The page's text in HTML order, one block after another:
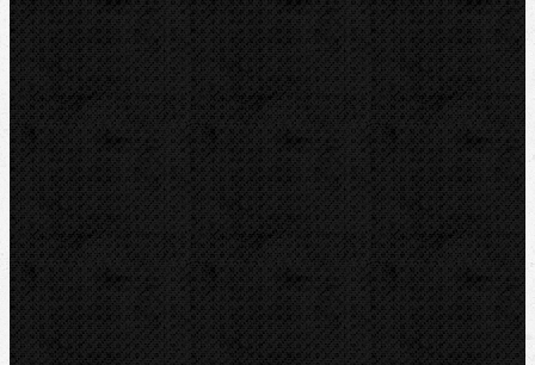
Elektrické
Hydraulické
Elektro-hydraulické
Strojní
Dělení trubek